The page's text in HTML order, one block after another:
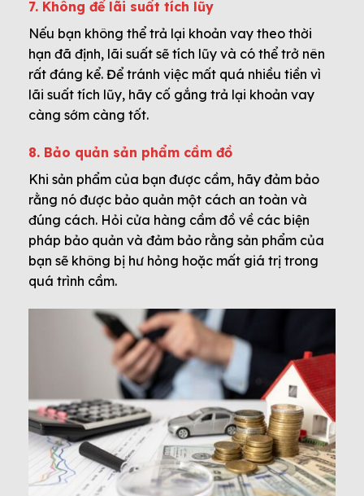
7. Không để lãi suất tích lũy
Nếu bạn không thể trả lại khoản vay theo thời
hạn đã định, lãi suất sẽ tích lũy và có thể trở nên
rất đáng kể. Để tránh việc mất quá nhiều tiền vì
lãi suất tích lũy, hãy cố gắng trả lại khoản vay
càng sớm càng tốt.
8. Bảo quản sản phẩm cầm đồ
Khi sản phẩm của bạn được cầm, hãy đảm bảo
rằng nó được bảo quản một cách an toàn và
đúng cách. Hỏi cửa hàng cầm đồ về các biện
pháp bảo quản và đảm bảo rằng sản phẩm của
bạn sẽ không bị hư hỏng hoặc mất giá trị trong
quá trình cầm.